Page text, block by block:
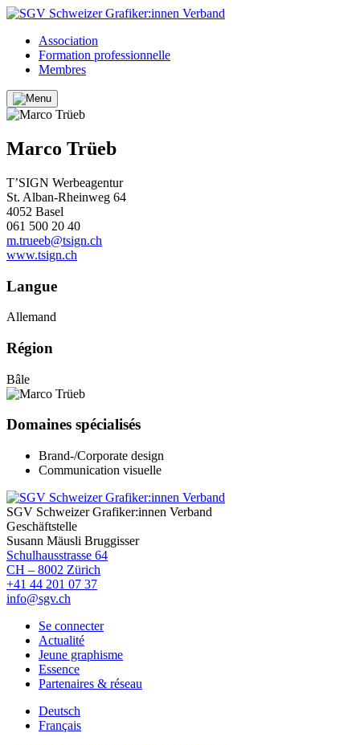
Association
Formation professionnelle
Membres
Marco Trüeb
T’SIGN Werbeagentur
St. Alban-Rheinweg 64
4052 Basel
061 500 20 40
m.trueeb@tsign.ch
www.tsign.ch
Langue
Allemand
Région
Bâle
Domaines spécialisés
Brand-/Corporate design
Communication visuelle
SGV Schweizer Grafiker:innen Verband
Geschäftstelle
Susann Mäusli Bruggisser
Schulhausstrasse 64
CH – 8002 Zürich
+41 44 201 07 37
info@sgv.ch
Se connecter
Actualité
Jeune graphisme
Essence
Partenaires & réseau
Deutsch
Français